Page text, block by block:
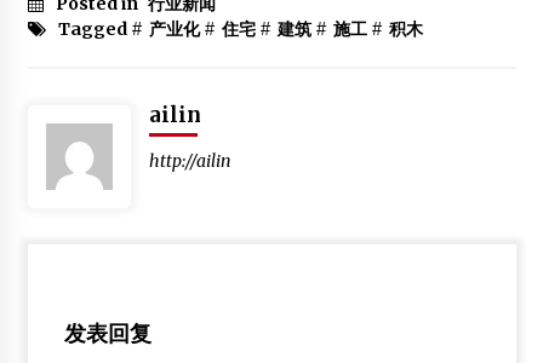
Tagged # 产业化# 住宅# 建筑# 施工# 积木
ailin
http://ailin
发表回复